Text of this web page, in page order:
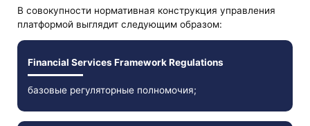
В совокупности нормативная конструкция управления
платформой выглядит следующим образом:
Financial Services Framework Regulations
базовые регуляторные полномочия;